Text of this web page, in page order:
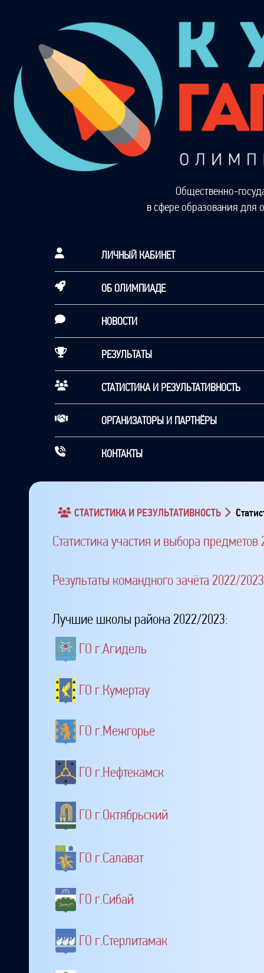
Общественно-
в сфере образования для
ЛИЧНЫЙ КАБИНЕТ
ОБ ОЛИМПИАДЕ
НОВОСТИ
РЕЗУЛЬТАТЫ
СТАТИСТИКА И РЕЗУЛЬТАТИВНОСТЬ
ОРГАНИЗАТОРЫ И ПАРТНЁРЫ
КОНТАКТЫ
СТАТИСТИКА И РЕЗУЛЬТАТИВНОСТЬ
Статистика участия и выбора предметов
Результаты командного зачёта 2022/2023
Лучшие школы района 2022/2023:
ГО г.Агидель
ГО г.Кумертау
ГО г.Межгорье
ГО г.Нефтекамск
ГО г.Октябрьский
ГО г.Салават
ГО г.Сибай
ГО г.Стерлитамак